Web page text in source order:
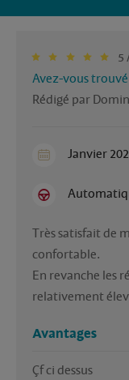
5
Avez-vous
Rédigé par
Janvier
Très satisfait de
confortable.
En revanche les
relativement
Avantages
Çf ci dessus